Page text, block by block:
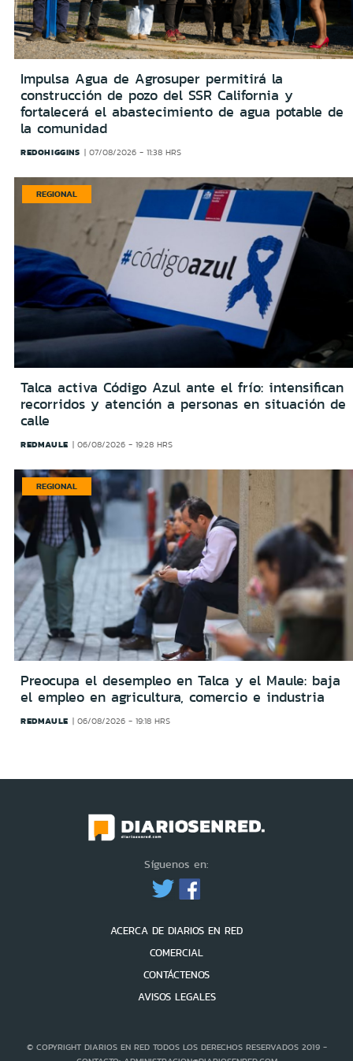
Impulsa Agua de Agrosuper permitirá la
construcción de pozo del SSR California y
fortalecerá el abastecimiento de agua potable de
la comunidad
REDOHIGGINS 07/08/2026 - 11:38 HRS
REGIONAL
Talca activa Código Azul ante el frío: intensifican
recorridos y atención a personas en situación de
calle
REDMAULE 06/08/2026 - 19:28 HRS
REGIONAL
Preocupa el desempleo en Talca y el Maule: baja
el empleo en agricultura, comercio e industria
REDMAULE 06/08/2026 - 19:18 HRS
Síguenos en:
ACERCA DE DIARIOS EN RED
COMERCIAL
CONTÁCTENOS
AVISOS LEGALES
© COPYRIGHT DIARIOS EN RED TODOS LOS DERECHOS RESERVADOS 2019 -